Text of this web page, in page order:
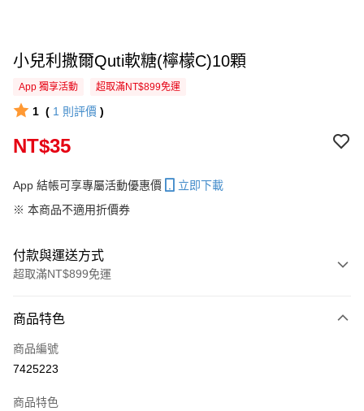
小兒利撒爾Quti軟糖(檸檬C)10顆
App 獨享活動 超取滿NT$899免運
1 ( 1 則評價 )
NT$35
App 結帳可享專屬活動優惠價
立即下載
※ 本商品不適用折價券
付款與運送方式
超取滿NT$899免運
信用卡一次付款
超商取貨付款
商品特色
商品編號
7425223
商品特色